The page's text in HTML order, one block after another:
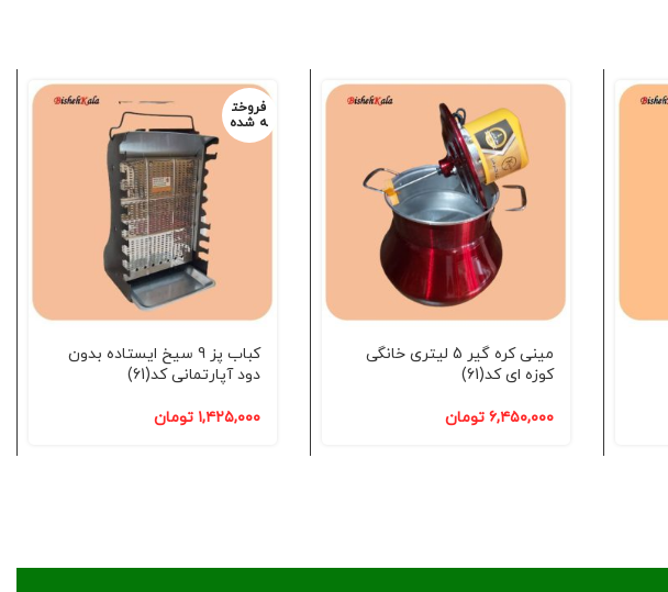
مینی کره گیر 5 لیتری خانگی
کوزه ای کد(61)
۶,۴۵۰,۰۰۰ تومان
فروخت
ه شده
کباب پز 9 سیخ ایستاده بدون
دود آپارتمانی کد(61)
۱,۴۲۵,۰۰۰ تومان